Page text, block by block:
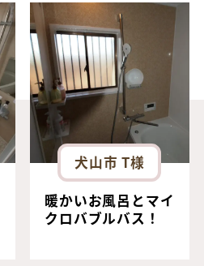
犬山市 T様
暖かいお風呂とマイ
クロバブルバス！